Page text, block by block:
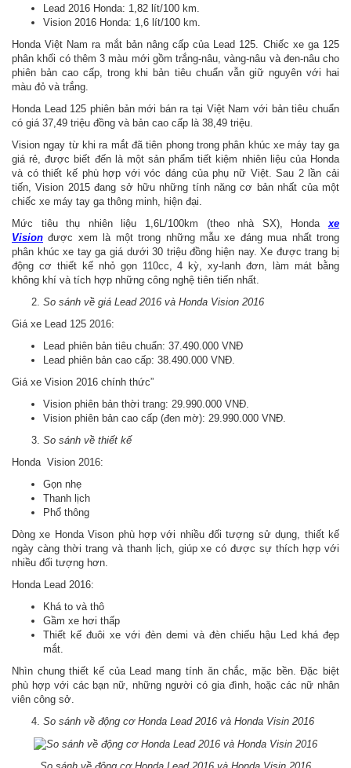
Lead 2016 Honda: 1,82 lít/100 km.
Vision 2016 Honda: 1,6 lít/100 km.
Honda Việt Nam ra mắt bản nâng cấp của Lead 125. Chiếc xe ga 125
phân khối có thêm 3 màu mới gồm trắng-nâu, vàng-nâu và đen-nâu cho
phiên bản cao cấp, trong khi bản tiêu chuẩn vẫn giữ nguyên với hai
màu đỏ và trắng.
Honda Lead 125 phiên bản mới bán ra tại Việt Nam với bản tiêu chuẩn
có giá 37,49 triệu đồng và bản cao cấp là 38,49 triệu.
Vision ngay từ khi ra mắt đã tiên phong trong phân khúc xe máy tay ga
giá rẻ, được biết đến là một sản phẩm tiết kiệm nhiên liệu của Honda
và có thiết kế phù hợp với vóc dáng của phụ nữ Việt. Sau 2 lần cải
tiến, Vision 2015 đang sở hữu những tính năng cơ bản nhất của một
chiếc xe máy tay ga thông minh, hiện đại.
Mức tiêu thụ nhiên liệu 1,6L/100km (theo nhà SX), Hondaxe
Vision được xem là một trong những mẫu xe đáng mua nhất trong
phân khúc xe tay ga giá dưới 30 triệu đồng hiện nay. Xe được trang bị
động cơ thiết kế nhỏ gọn 110cc, 4 kỳ, xy-lanh đơn, làm mát bằng
không khí và tích hợp những công nghệ tiên tiến nhất.
So sánh về giá Lead 2016 và Honda Vision 2016
Giá xe Lead 125 2016:
Lead phiên bản tiêu chuẩn: 37.490.000 VNĐ
Lead phiên bản cao cấp: 38.490.000 VNĐ.
Giá xe Vision 2016 chính thức”
Vision phiên bản thời trang: 29.990.000 VNĐ.
Vision phiên bản cao cấp (đen mờ): 29.990.000 VNĐ.
So sánh về thiết kế
Honda Vision 2016:
Gọn nhẹ
Thanh lịch
Phổ thông
Dòng xe Honda Vison phù hợp với nhiều đối tượng sử dụng, thiết kế
ngày càng thời trang và thanh lịch, giúp xe có được sự thích hợp với
nhiều đối tượng hơn.
Honda Lead 2016:
Khá to và thô
Gầm xe hơi thấp
Thiết kế đuôi xe với đèn demi và đèn chiếu hậu Led khá đẹp
mắt.
Nhìn chung thiết kế của Lead mang tính ăn chắc, mặc bền. Đặc biệt
phù hợp với các bạn nữ, những người có gia đình, hoặc các nữ nhân
viên công sở.
So sánh về động cơ Honda Lead 2016 và Honda Visin 2016